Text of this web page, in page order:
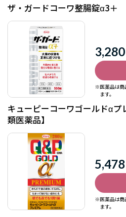
ザ・ガードコーワ整腸錠α3＋
3,280
※医薬品は商
ます。
キューピーコーワゴールドα
類医薬品】
5,478
※医薬品は商
ます。